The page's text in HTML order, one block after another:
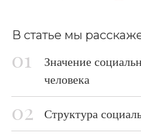
В статье мы
Значение
человека
Структура